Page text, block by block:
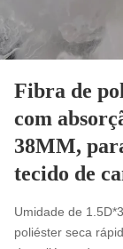
Fibra de
com
38MM,
tecido de
Umidade de
poliéster seca